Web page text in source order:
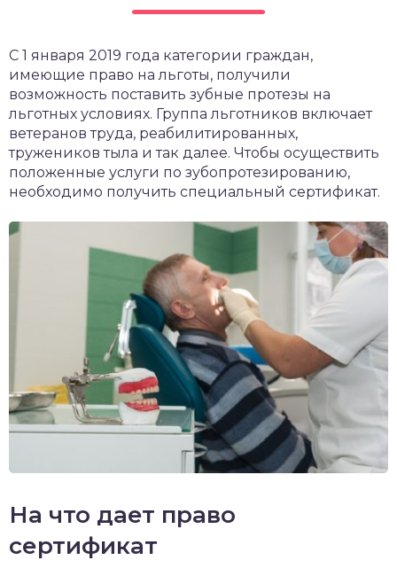
С 1 января 2019 года категории граждан,
имеющие право на льготы, получили
возможность поставить зубные протезы на
льготных условиях. Группа льготников включает
ветеранов труда, реабилитированных,
тружеников тыла и так далее. Чтобы осуществить
положенные услуги по зубопротезированию,
необходимо получить специальный сертификат.
На что дает право
сертификат
крыши и кровли
и уход